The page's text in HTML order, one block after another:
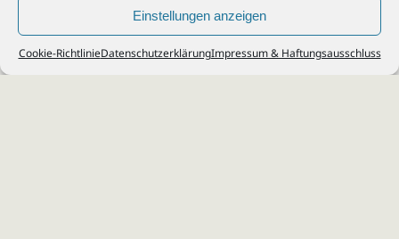
Einstellungen anzeigen
Cookie-RichtlinieDatenschutzerklärungImpressum & Haftungsausschluss
© 2026Steuerberater Kempf, Köln - Steuerberatung Poll, Porz, Deutz, Mülheim,